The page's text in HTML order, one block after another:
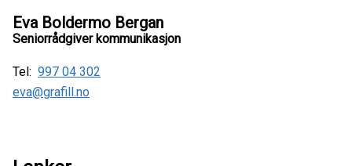
Eva Boldermo Bergan
Seniorrådgiver kommunikasjon
Tel: 997 04 302
eva@grafill.no